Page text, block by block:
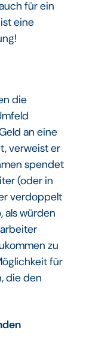
für ein
eine
die
an eine
verweist er
spendet
(oder in
verdoppelt
als würden
zu
für
die den